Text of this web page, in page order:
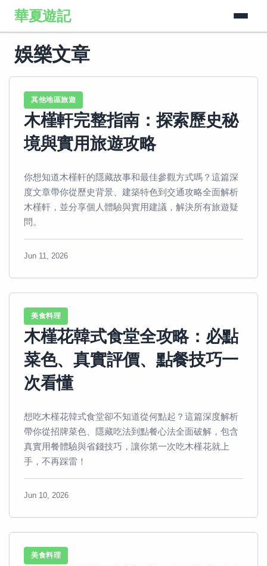
華夏遊記
娛樂文章
其他地區旅遊
木槿軒完整指南：探索歷史秘
境與實用旅遊攻略
你想知道木槿軒的隱藏故事和最佳參觀方式嗎？這篇深
度文章帶你從歷史背景、建築特色到交通攻略全面解析
木槿軒，並分享個人體驗與實用建議，解決所有旅遊疑
問。
Jun 11, 2026
美食料理
木槿花韓式食堂全攻略：必點
菜色、真實評價、點餐技巧一
次看懂
想吃木槿花韓式食堂卻不知道從何點起？這篇深度解析
帶你從招牌菜色、隱藏吃法到點餐心法全面破解，包含
真實用餐體驗與省錢技巧，讓你第一次吃木槿花就上
手，不再踩雷！
Jun 10, 2026
美食料理